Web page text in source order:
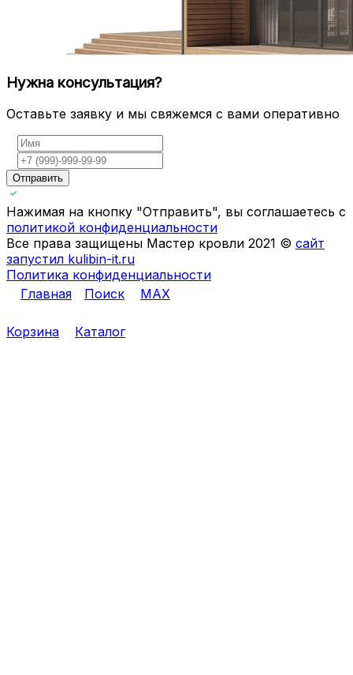
Нужна консультация?
Оставьте заявку и мы свяжемся с вами оперативно
Отправить
Нажимая на кнопку "Отправить", вы соглашаетесь с
политикой конфиденциальности
Все права защищены Мастер кровли 2021 © сайт
запустил kulibin-it.ru
Политика конфиденциальности
Главная
Поиск MAX
Корзина Каталог